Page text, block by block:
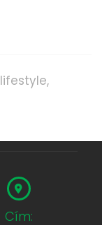
lifestyle
Cím: